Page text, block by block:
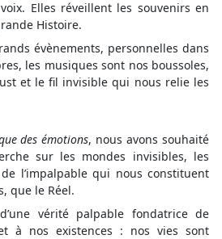
Elles réveillent les souvenirs en
Histoire.
évènements, personnelles dans
les musiques sont nos boussoles,
et le fil invisible qui nous relie les
des émotions, nous avons souhaité
sur les mondes invisibles, les
l’impalpable qui nous constituent
que le Réel.
vérité palpable fondatrice de
à nos existences : nos vies sont